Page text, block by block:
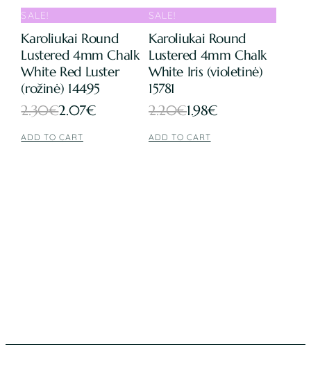
SALE!
Karoliukai Round
Lustered 4mm Chalk
White Red Luster
(rožinė) 14495
2.30€
Original
price
2.07€
Current
price
ADD TO CART
SALE!
Karoliukai Round
Lustered 4mm Chalk
White Iris (violetinė)
15781
2.20€
Original
price
1.98€
Current
price
ADD TO CART